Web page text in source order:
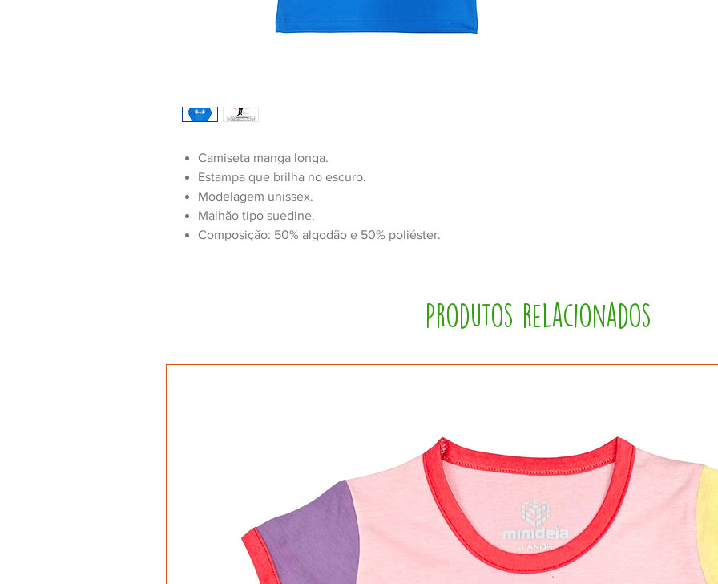
Camiseta manga longa.
Estampa que brilha no escuro.
Modelagem unissex.
Malhão tipo suedine.
Composição: 50% algodão e 50% poliéster.
Produtos relacionados